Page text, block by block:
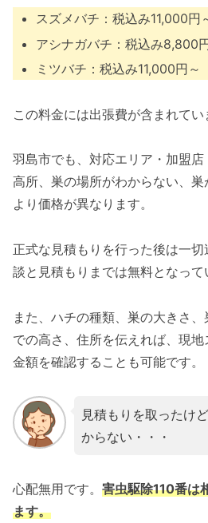
スズメバチ：税込み11,000円
アシナガバチ：税込み8,800
ミツバチ：税込み11,000円～
この料金には出張費が含まれてい
羽島市でも、対応エリア・加盟
高所、巣の場所がわからない、
より価格が異なります。
正式な見積もりを行った後は一
談と見積もりまでは無料となって
また、ハチの種類、巣の大きさ
での高さ、住所を伝えれば、現
金額を確認することも可能です。
見積もりを取ったけ
からない・・・
心配無用です。 害虫駆除110番は
ます。